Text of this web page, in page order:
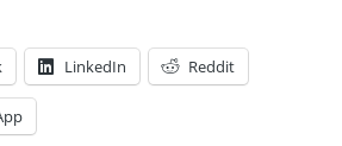
LinkedIn Reddit